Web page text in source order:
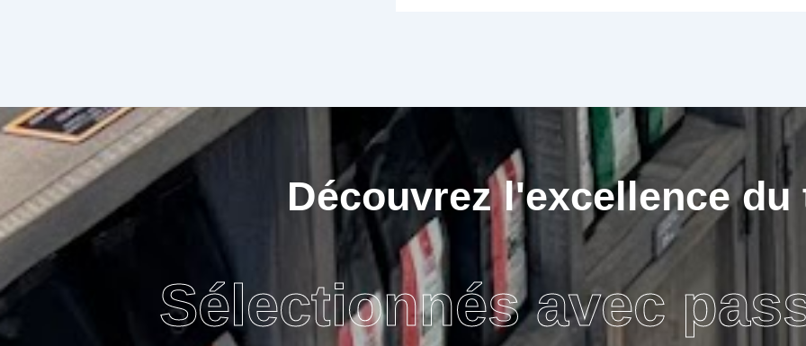
Découvrez l'excellence
Sélectionnés avec